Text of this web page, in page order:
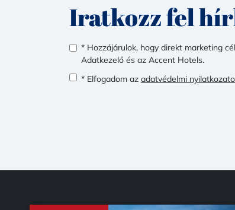
Iratkozz fel
* Hozzájárulok, hogy direkt marketing
Adatkezelő és az Accent Hotels.
* Elfogadom az adatvédelmi